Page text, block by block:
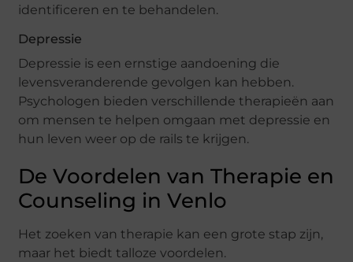
identificeren en te behandelen.
Depressie
Depressie is een ernstige aandoening die
levensveranderende gevolgen kan hebben.
Psychologen bieden verschillende therapieën aan
om mensen te helpen omgaan met depressie en
hun leven weer op de rails te krijgen.
De Voordelen van Therapie en
Counseling in Venlo
Het zoeken van therapie kan een grote stap zijn,
maar het biedt talloze voordelen.